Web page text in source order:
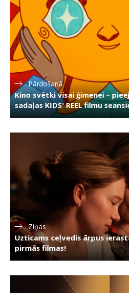
Pārdošanā
Kino svētki visai ģimenei –
sadaļas KIDS' REEL filmu
Ziņas
Uzticams ceļvedis ārpus
pirmās filmas!